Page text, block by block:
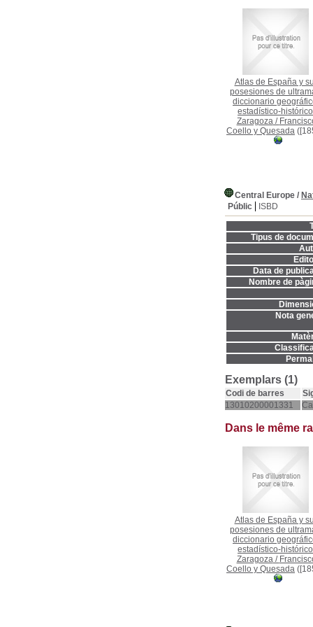
Atlas de España y
posesiones de
diccionario
estadístico-
Zaragoza/
Coello y Quesada
Central Europe /
Públic
ISBD
Tipus de
Data de
Nombre de
Nota
Exemplars (1)
Codi de barres
13010200001331
Dans le même
Atlas de España y
posesiones de
diccionario
estadístico-
Zaragoza/
Coello y Quesada